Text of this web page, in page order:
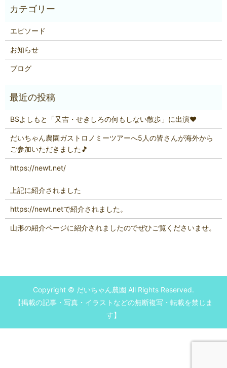
エピソード
お知らせ
ブログ
BSよしもと「又吉・せきしろの何もしない散歩」に出演❤
だいちゃん農園ガストロノミーツアーへ5人の皆さんが海外から
ご参加いただきました🎵
https://newt.net/
上記に紹介されました
https://newt.netで紹介されました。
山形の紹介ページに紹介されましたのでぜひご覧くださいませ。
Copyright © だいちゃん農園 All Rights Reserved.
【掲載の記事・写真・イラストなどの無断複写・転載を禁じま
す】